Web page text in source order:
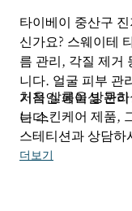
타이베이 중산구
신가요? 스웨이테
름 관리, 각질 제거
니다. 얼굴 피부 관
기적인 페이셜 관
니다.
처음 살롱을 방문
는 스킨케어 제품,
스테티션과 상담하
으로 자신에게 맞
더보기